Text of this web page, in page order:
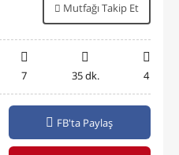
Mutfağı Takip Et
7 35 dk. 4
FB'ta Paylaş